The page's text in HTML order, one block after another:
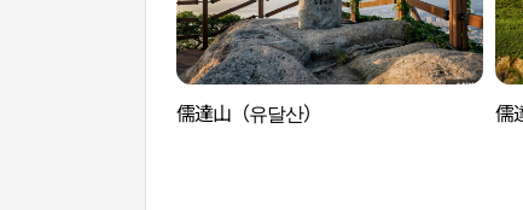
儒達山（유달산） 儒